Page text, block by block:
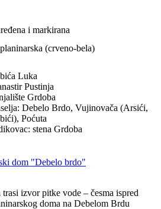
i markirana
(crveno-bela)
Luka
Pustinja
Grdoba
Debelo Brdo, Vujinovača (Arsići,
Poćuta
stena Grdoba
dom "Debelo brdo"
trasi izvor pitke vode – česma ispred
doma na Debelom Brdu